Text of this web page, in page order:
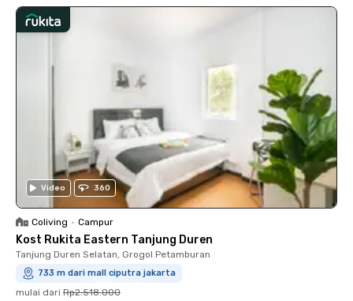
Video 360
Coliving • Campur
Kost Rukita Eastern Tanjung Duren
Tanjung Duren Selatan, Grogol Petamburan
733 m dari mall ciputra jakarta
mulai dari Rp2.518.000